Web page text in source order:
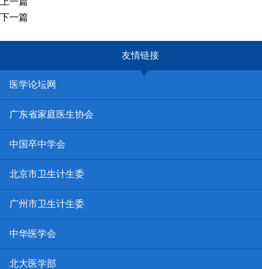
下一篇
友情链接
医学论坛网
广东省家庭医生协会
中国卒中学会
北京市卫生计生委
广州市卫生计生委
中华医学会
北大医学部